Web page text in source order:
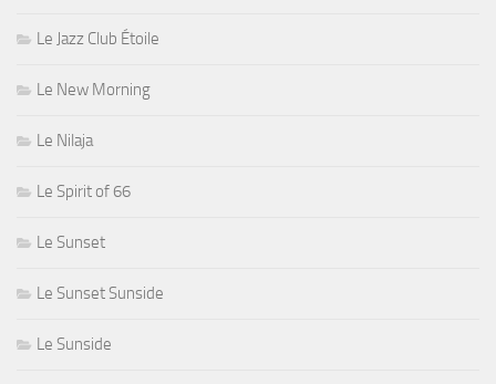
Le Jazz Club Étoile
Le New Morning
Le Nilaja
Le Spirit of 66
Le Sunset
Le Sunset Sunside
Le Sunside